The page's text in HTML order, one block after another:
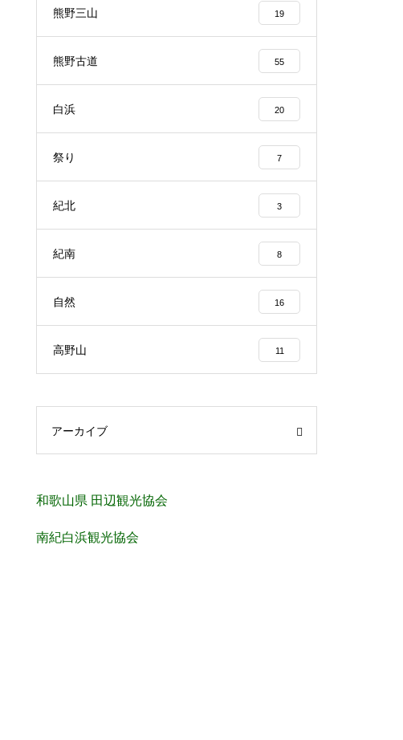
熊野三山 19
熊野古道 55
白浜 20
祭り 7
紀北 3
紀南 8
自然 16
高野山 11
アーカイブ
和歌山県 田辺観光協会
南紀白浜観光協会